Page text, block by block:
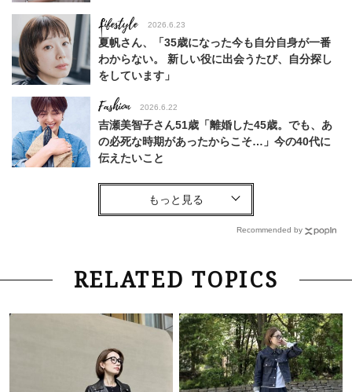
Lifestyle 2026.6.23
夏帆さん、「35歳になった今も自分自身が一番
わからない。 新しい役に出会うたび、自分探し
をしています」
Fashion 2026.6.22
吉瀬美智子さん51歳「離婚した45歳。でも、あ
の必死な時期があったからこそ…」今の40代に
伝えたいこと
Fashion
【40代コンサバ派】白Tシャツは「パール×ゴー
Lifestyle 2026.7.29
「お若いですね」は褒め言葉？“若い＝美しい”と
ーレス連載22】
Lifestyle 2026.7.29
「人間、役に立たなきゃ生きてちゃいかんか？」
上野千鶴子先生が問い直す“理想の老後”の呪縛
Recommended by
RELATED TOPICS